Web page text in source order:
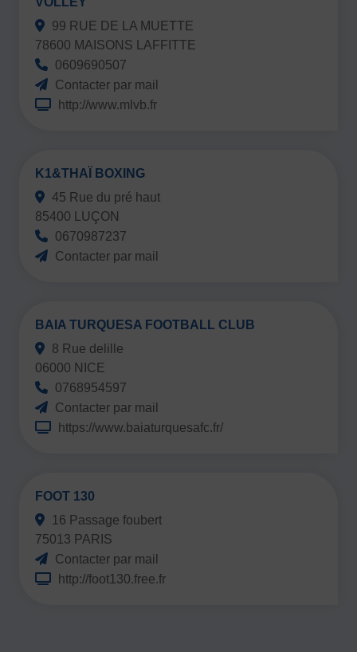
99 RUE DE LA MUETTE
78600 MAISONS LAFFITTE
0609690507
Contacter par mail
http://www.mlvb.fr
K1&THAÏ BOXING
45 Rue du pré haut
85400 LUÇON
0670987237
Contacter par mail
BAIA TURQUESA FOOTBALL CLUB
8 Rue delille
06000 NICE
0768954597
Contacter par mail
https://www.baiaturquesafc.fr/
FOOT 130
16 Passage foubert
75013 PARIS
Contacter par mail
http://foot130.free.fr